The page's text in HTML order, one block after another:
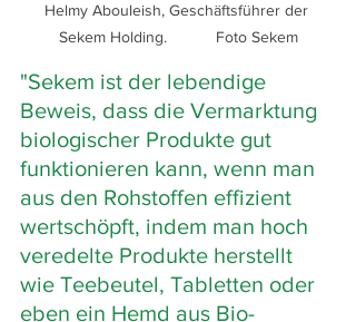
Helmy Abouleish, Geschäftsführer der
Sekem Holding.           Foto Sekem
"Sekem ist der lebendige
Beweis, dass die Vermarktung
biologischer Produkte gut
funktionieren kann, wenn man
aus den Rohstoffen effizient
wertschöpft, indem man hoch
veredelte Produkte herstellt
wie Teebeutel, Tabletten oder
eben ein Hemd aus Bio-